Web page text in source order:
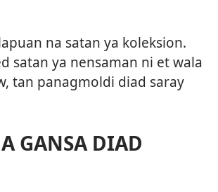
na satan ya koleksion.
satan ya nensaman ni et wala
tan panagmoldi diad saray
GANSA DIAD